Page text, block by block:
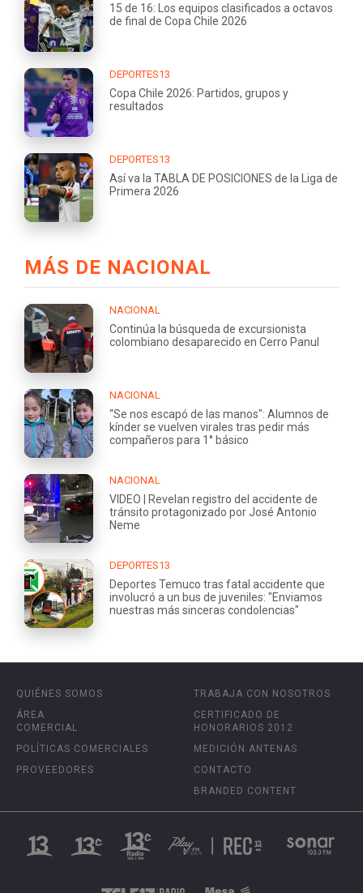
15 de 16: Los equipos clasificados a octavos
de final de Copa Chile 2026
DEPORTES13
Copa Chile 2026: Partidos, grupos y
resultados
DEPORTES13
Así va la TABLA DE POSICIONES de la Liga de
Primera 2026
MÁS DE NACIONAL
NACIONAL
Continúa la búsqueda de excursionista
colombiano desaparecido en Cerro Panul
NACIONAL
“Se nos escapó de las manos": Alumnos de
kínder se vuelven virales tras pedir más
compañeros para 1° básico
NACIONAL
VIDEO | Revelan registro del accidente de
tránsito protagonizado por José Antonio
Neme
DEPORTES13
Deportes Temuco tras fatal accidente que
involucró a un bus de juveniles: "Enviamos
nuestras más sinceras condolencias"
QUIÉNES SOMOS
ÁREA
COMERCIAL
POLÍTICAS COMERCIALES
PROVEEDORES
TRABAJA CON NOSOTROS
CERTIFICADO DE
HONORARIOS 2012
MEDICIÓN ANTENAS
CONTACTO
BRANDED CONTENT